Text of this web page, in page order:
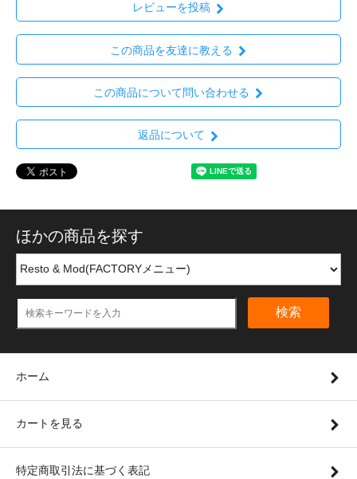
レビューを投稿
この商品を友達に教える
この商品について問い合わせる
返品について
ほかの商品を探す
検索
ホーム
カートを見る
特定商取引法に基づく表記